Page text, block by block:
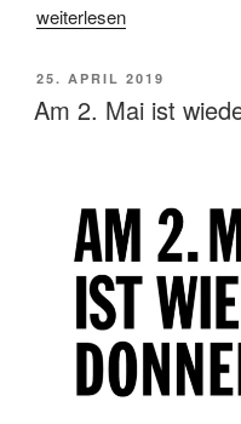
„3.
Do!-
Programm“
weiterlesen
VERÖFFENTLICHT
AM
25. APRIL 2019
Am 2. Mai ist